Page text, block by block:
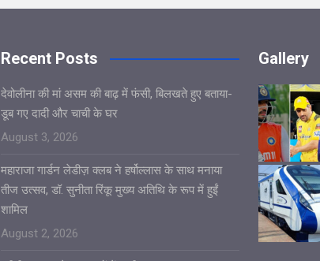
Recent Posts
देवोलीना की मां असम की बाढ़ में फंसी, बिलखते हुए बताया-
डूब गए दादी और चाची के घर
August 3, 2026
महाराजा गार्डन लेडीज़ क्लब ने हर्षोल्लास के साथ मनाया
तीज उत्सव, डॉ. सुनीता रिंकू मुख्य अतिथि के रूप में हुईं
शामिल
August 2, 2026
Gallery